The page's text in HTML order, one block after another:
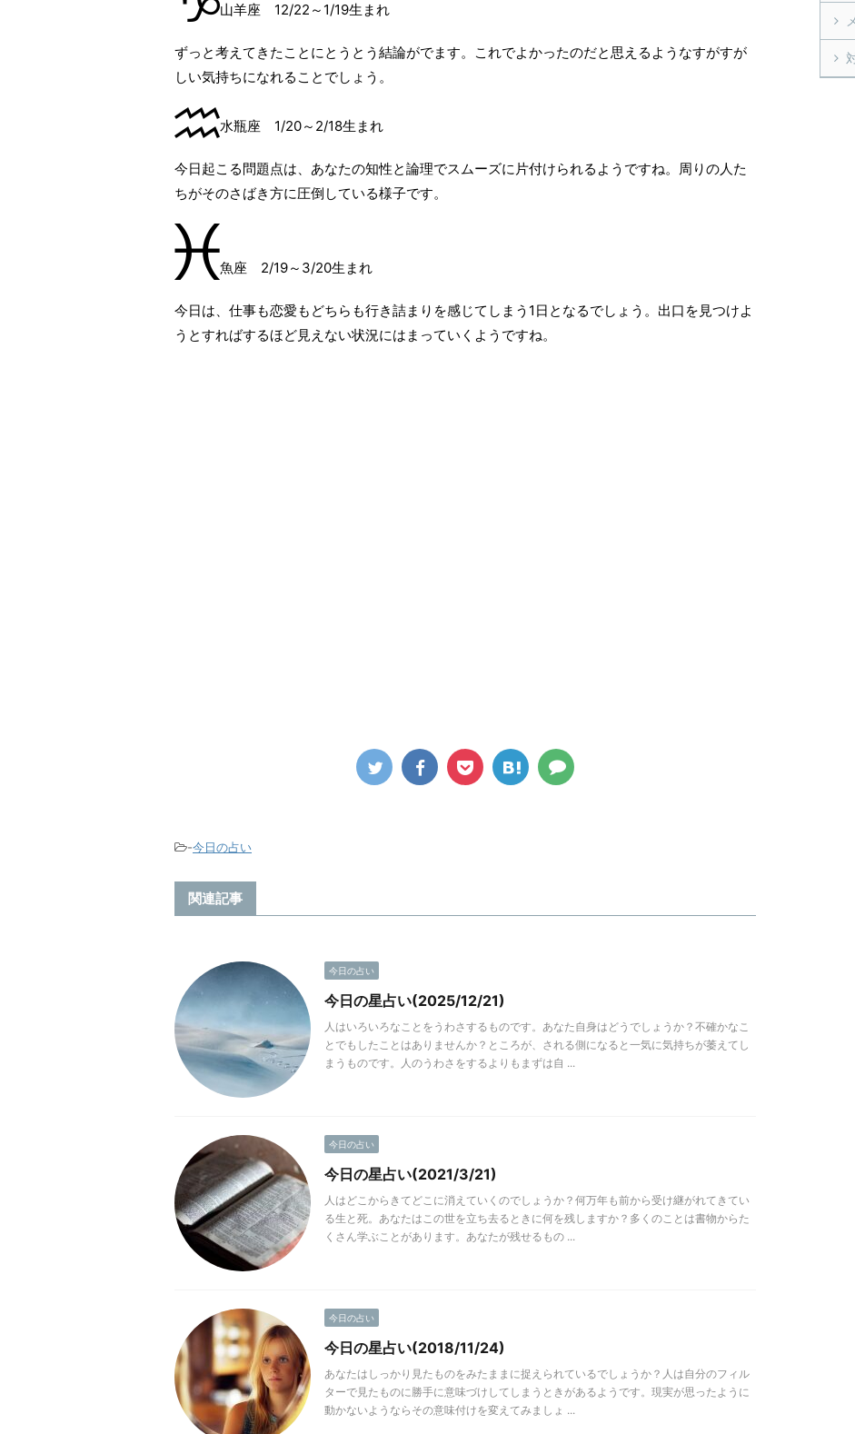
山羊座 12/22～1/19生まれ
ずっと考えてきたことにとうとう結論がでます。これでよかったのだと思えるようなすがすが
しい気持ちになれることでしょう。
水瓶座 1/20～2/18生まれ
今日起こる問題点は、あなたの知性と論理でスムーズに片付けられるようですね。周りの人た
ちがそのさばき方に圧倒している様子です。
魚座 2/19～3/20生まれ
今日は、仕事も恋愛もどちらも行き詰まりを感じてしまう1日となるでしょう。出口を見つけよ
うとすればするほど見えない状況にはまっていくようですね。
-今日の占い
関連記事
今日の占い
今日の星占い(2025/12/21)
人はいろいろなことをうわさするものです。あなた自身はどうでしょうか？不確かなこ
とでもしたことはありませんか？ところが、される側になると一気に気持ちが萎えてし
まうものです。人のうわさをするよりもまずは自 ...
今日の占い
今日の星占い(2021/3/21)
人はどこからきてどこに消えていくのでしょうか？何万年も前から受け継がれてきてい
る生と死。あなたはこの世を立ち去るときに何を残しますか？多くのことは書物からた
くさん学ぶことがあります。あなたが残せるもの ...
今日の占い
今日の星占い(2018/11/24)
あなたはしっかり見たものをみたままに捉えられているでしょうか？人は自分のフィル
ターで見たものに勝手に意味づけしてしまうときがあるようです。現実が思ったように
動かないようならその意味付けを変えてみましょ ...